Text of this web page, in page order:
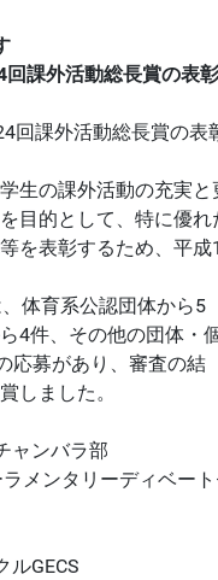
課外活動総長賞の表
回課外活動総長賞の表
生の課外活動の充実と
目的として、特に優れ
を表彰するため、平成
体育系公認団体から5
4件、その他の団体・
応募があり、審査の結
しました。
ンバラ部
メンタリーディベー
GECS